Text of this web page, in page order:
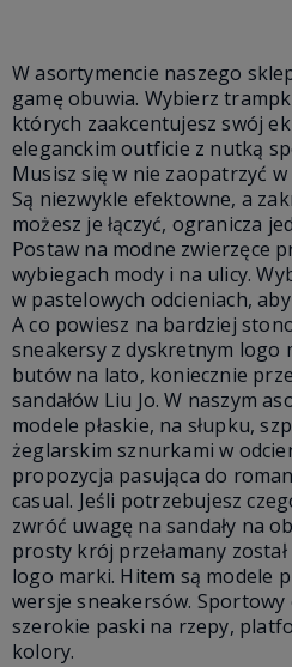
W asortymencie naszego
gamę obuwia. Wybierz
których zaakcentujesz swój
eleganckim outficie z nutką
Musisz się w nie zaopatrzyć
Są niezwykle efektowne, a
możesz je łączyć, ogranicza
Postaw na modne zwierzęce
wybiegach mody i na ulicy.
w pastelowych odcieniach,
A co powiesz na bardziej
sneakersy z dyskretnym logo
butów na lato, koniecznie
sandałów Liu Jo. W naszym
modele płaskie, na słupku,
żeglarskim sznurkami w
propozycja pasująca do
casual. Jeśli potrzebujesz
zwróć uwagę na sandały na
prosty krój przełamany
logo marki. Hitem są modele
wersje sneakersów.
szerokie paski na rzepy,
kolory.